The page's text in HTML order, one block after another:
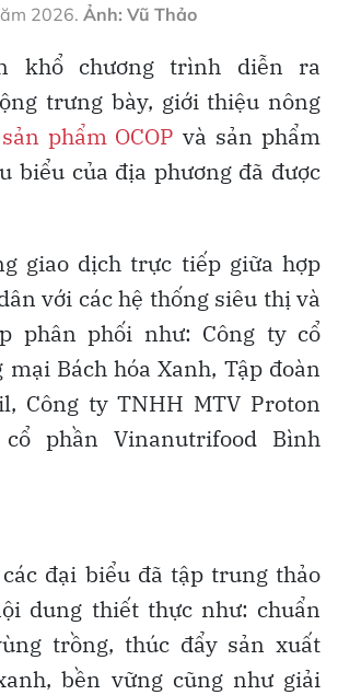
2026. Ảnh: Vũ Thảo
khổ chương trình diễn ra
trưng bày, giới thiệu nông
sản phẩm OCOP và sản phẩm
biểu của địa phương đã được
giao dịch trực tiếp giữa hợp
với các hệ thống siêu thị và
phân phối như: Công ty cổ
Bách hóa Xanh, Tập đoàn
Công ty TNHH MTV Proton
phần Vinanutrifood Bình
đại biểu đã tập trung thảo
dung thiết thực như: chuẩn
trồng, thúc đẩy sản xuất
bền vững cũng như giải